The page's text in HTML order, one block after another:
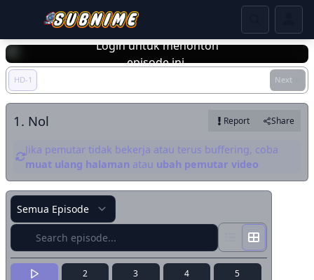
Login untuk menonton
episode ini.
Login
HD-1 Next
1. Nol Report Share
Jika pemutar tidak bekerja atau terus buffering, coba
muat ulang halaman atau ubah pemutar video
2 3 4 5